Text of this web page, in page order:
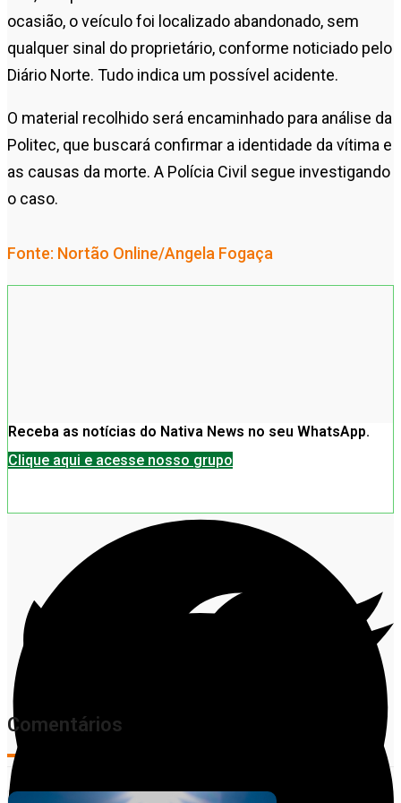
ocasião, o veículo foi localizado abandonado, sem
qualquer sinal do proprietário, conforme noticiado pelo
Diário Norte. Tudo indica um possível acidente.
O material recolhido será encaminhado para análise da
Politec, que buscará confirmar a identidade da vítima e
as causas da morte. A Polícia Civil segue investigando
o caso.
Fonte: Nortão Online/Angela Fogaça
Receba as notícias do Nativa News no seu WhatsApp.
Clique aqui e acesse nosso grupo
Comentários